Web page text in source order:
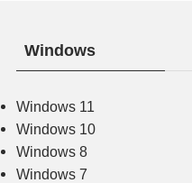
Windows
Windows 11
Windows 10
Windows 8
Windows 7